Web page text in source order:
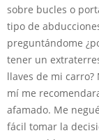
sobre bucles o
tipo de
preguntándome
tener un
llaves de mi
mí me
afamado. Me
fácil tomar la